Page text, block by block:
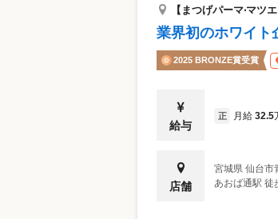
【まつげパーマ‧マ
業界初のホワイト
2025 BRONZE賞受賞
給与
正 月給 32.5
店舗
宮城県 仙台市
あおば通駅 徒